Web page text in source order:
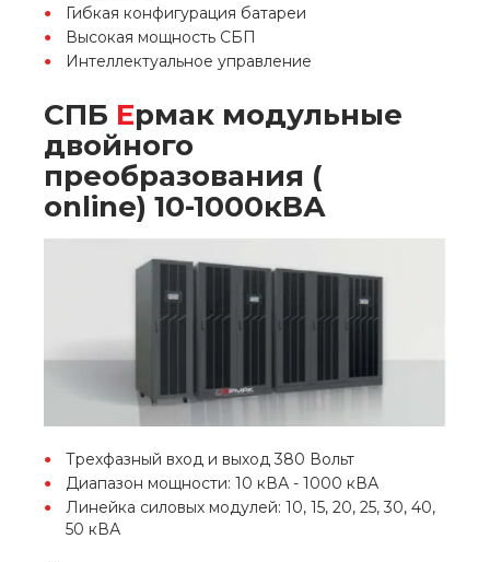
Гибкая конфигурация батареи
Высокая мощность СБП
Интеллектуальное управление
СПБ Ермак модульные
двойного
преобразования (
online) 10-1000кВА
Трехфазный вход и выход 380 Вольт
Диапазон мощности: 10 кВА - 1000 кВА
Линейка силовых модулей: 10, 15, 20, 25, 30, 40,
50 кВА